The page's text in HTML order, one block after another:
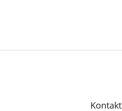
Kontakt